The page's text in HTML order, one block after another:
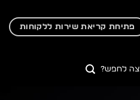
פתיחת קריאת שירות ללקוחות